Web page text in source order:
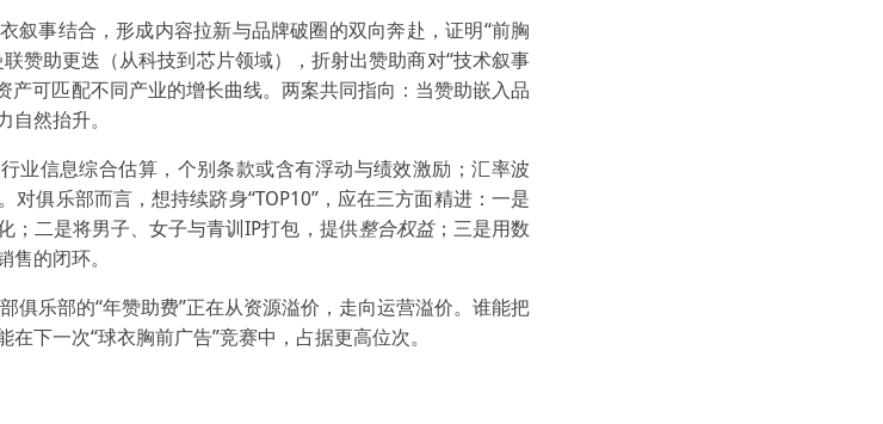
叙事结合，形成内容拉新与品牌破圈的双向奔赴，证明“前胸
赞助更迭（从科技到芯片领域），折射出赞助商对“技术叙事
产可匹配不同产业的增长曲线。两案共同指向：当赞助嵌入品
然抬升。
业信息综合估算，个别条款或含有浮动与绩效激励；汇率波
对俱乐部而言，想持续跻身“TOP10”，应在三方面精进：一是
；二是将男子、女子与青训IP打包，提供整合权益；三是用数
的闭环。
俱乐部的“年赞助费”正在从资源溢价，走向运营溢价。谁能把
下一次“球衣胸前广告”竞赛中，占据更高位次。